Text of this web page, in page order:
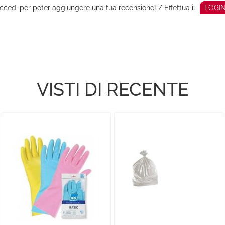
per poter aggiungere una tua recensione! / Effettua il
VISTI DI RECENTE